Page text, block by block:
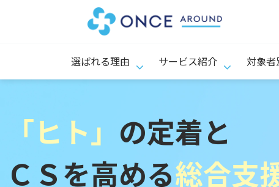
選ばれる理由 サービス紹介 対象者
「ヒト」 の定着と
ＣＳを高める総合支